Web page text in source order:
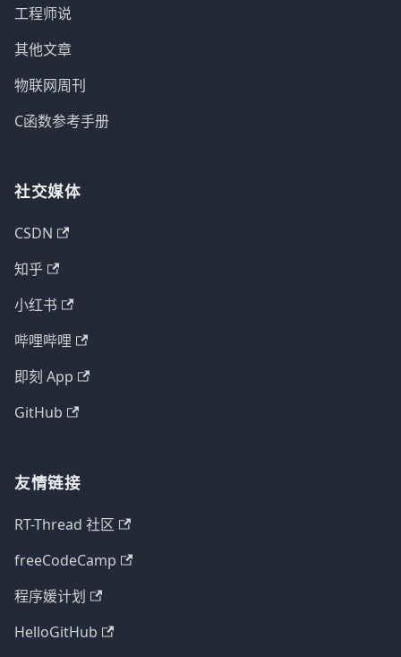
工程师说
其他文章
物联网周刊
C函数参考手册
社交媒体
CSDN
知乎
小红书
哔哩哔哩
即刻 App
GitHub
友情链接
RT-Thread 社区
freeCodeCamp
程序媛计划
HelloGitHub